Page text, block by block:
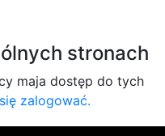
stronach
maja dostęp do tych
zalogować.